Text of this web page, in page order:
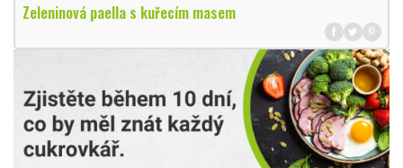
Zeleninová paella s kuřecím masem